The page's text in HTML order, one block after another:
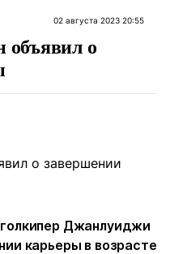
02 августа 2023 20:55
о
Джанлуиджи
карьеры в возрасте